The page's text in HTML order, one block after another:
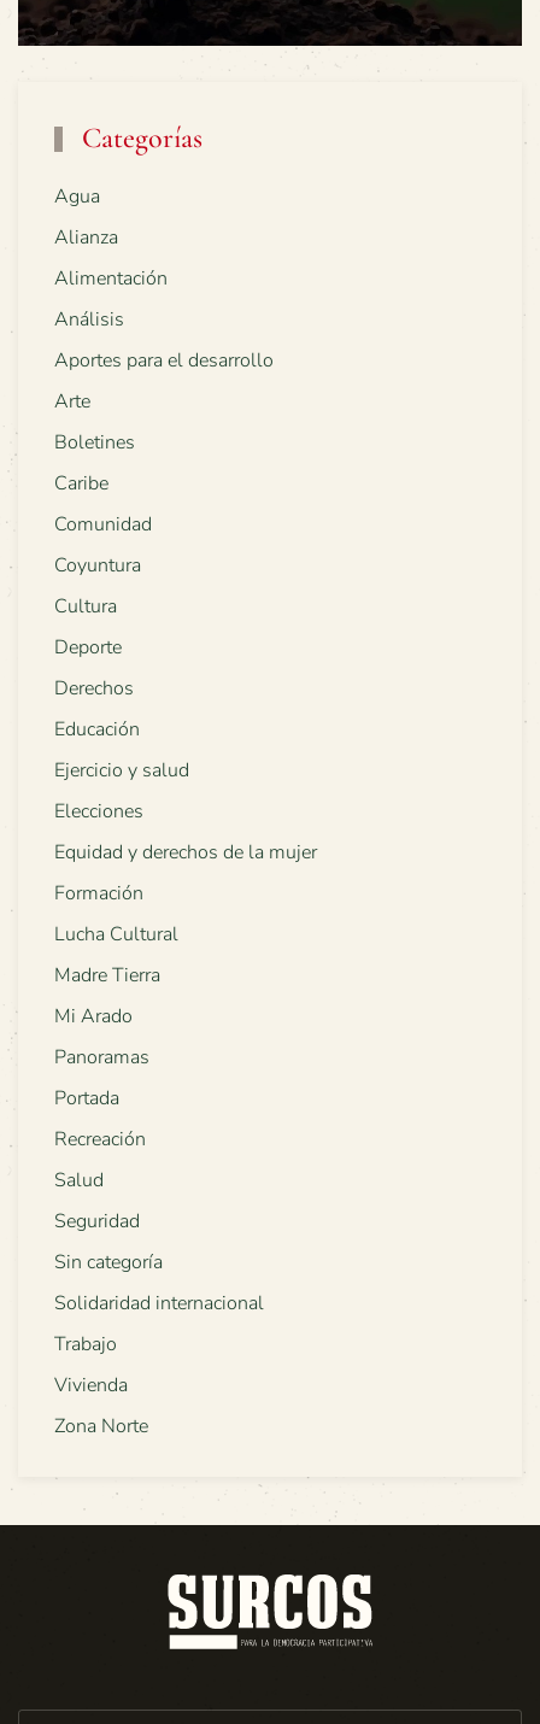
Categorías
Agua
Alianza
Alimentación
Análisis
Aportes para el desarrollo
Arte
Boletines
Caribe
Comunidad
Coyuntura
Cultura
Deporte
Derechos
Educación
Ejercicio y salud
Elecciones
Equidad y derechos de la mujer
Formación
Lucha Cultural
Madre Tierra
Mi Arado
Panoramas
Portada
Recreación
Salud
Seguridad
Sin categoría
Solidaridad internacional
Trabajo
Vivienda
Zona Norte